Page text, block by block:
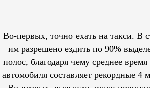
Во-первых, точно ехать на такси. В
им разрешеноездить по 90%
полос, благодаря чему среднее время
автомобиля составляет рекордные 4